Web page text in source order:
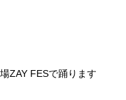
ZAY FESで踊ります